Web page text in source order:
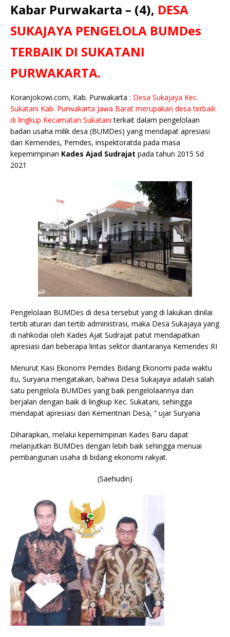
c
e
b
o
o
k
it
te
r
ai
l
at
s
A
p
p
p
y
Li
n
k
a
o
e y
p e
r
Kabar Purwakarta – (4), DESA
SUKAJAYA PENGELOLA BUMDes
TERBAIK DI SUKATANI
PURWAKARTA.
Koranjokowi.com, Kab. Purwakarta : Desa Sukajaya Kec.
Sukatani Kab. Purwakarta Jawa Barat merupakan desa terbaik
di lingkup Kecamatan Sukatani terkait dalam pengelolaan
badan usaha milik desa (BUMDes) yang mendapat apresiasi
dari Kemendes, Pemdes, inspektoratda pada masa
kepemimpinan Kades Ajad Sudrajat pada tahun 2015 Sd
2021
Pengelolaan BUMDes di desa tersebut yang di lakukan dinilai
tertib aturan dan tertib administrasi, maka Desa Sukajaya yang
di nahkodai oleh Kades Ajat Sudrajat patut mendapatkan
apresiasi dari beberapa lintas sektor diantaranya Kemendes RI
Menurut Kasi Ekonomi Pemdes Bidang Ekonomi pada waktu
itu, Suryana mengatakan, bahwa Desa Sukajaya adalah salah
satu pengelola BUMDes yang baik pengelolaannya dan
berjalan dengan baik di lingkup Kec. Sukatani, sehingga
mendapat apresiasi dari Kementrian Desa, ” ujar Suryana
Diharapkan, melalui kepemimpinan Kades Baru dapat
melanjutkan BUMDes dengan lebih baik sehingga menuai
pembangunan usaha di bidang ekonomi rakyat.
(Saehudin)